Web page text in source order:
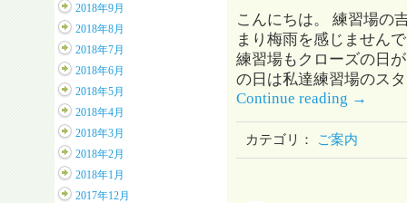
こんにちは。 練習場の
まり梅雨を感じません
練習場もクローズの日
の日は私達練習場のス
Continue reading →
カテゴリ： ご案内
2018年9月
2018年8月
2018年7月
2018年6月
2018年5月
2018年4月
2018年3月
2018年2月
2018年1月
2017年12月